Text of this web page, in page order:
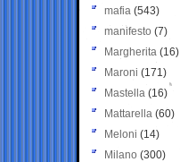
mafia (543)
manifesto (7)
Margherita (16)
Maroni (171)
Mastella (16)
Mattarella (60)
Meloni (14)
Milano (300)